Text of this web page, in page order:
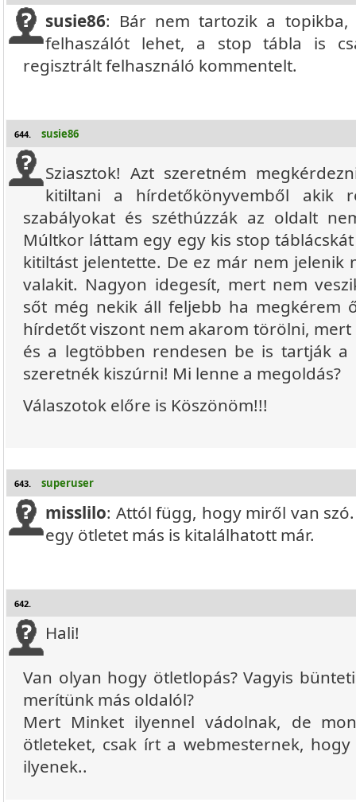
susie86: Bár nem tartozik a
felhaszálót lehet, a stop tábla is
regisztrált felhasználó kommentelt.
644. susie86
Sziasztok! Azt szeretném
kitiltani a hírdetőkönyvemből akik
szabályokat és széthúzzák az oldalt
Múltkor láttam egy egy kis stop
kitiltást jelentette. De ez már nem jelenik
valakit. Nagyon idegesít, mert nem
sőt még nekik áll feljebb ha megkérem
hírdetőt viszont nem akarom törölni, mert
és a legtöbben rendesen be is tartják a
szeretnék kiszúrni! Mi lenne a megoldás?
Válaszotok előre is Köszönöm!!!
643. superuser
misslilo: Attól függ, hogy miről van
egy ötletet más is kitalálhatott már.
642.
Hali!
Van olyan hogy ötletlopás? Vagyis
merítünk más oldalól?
Mert Minket ilyennel vádolnak, de
ötleteket, csak írt a webmesternek,
ilyenek..